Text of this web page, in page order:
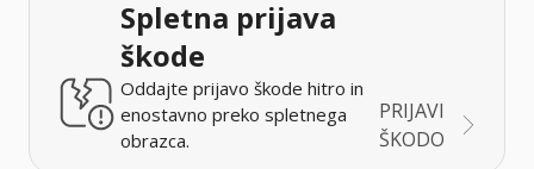
Spletna prijava
škode
Oddajte prijavo škode hitro in
enostavno preko spletnega
obrazca.
PRIJAVI
ŠKODO